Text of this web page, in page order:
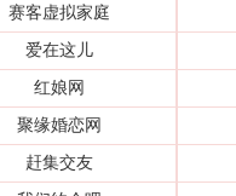
赛客虚拟家庭
爱在这儿
红娘网
聚缘婚恋网
赶集交友